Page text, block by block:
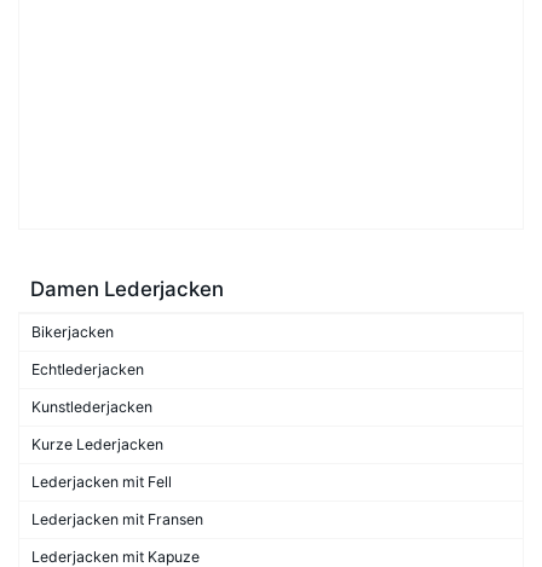
Damen Lederjacken
Bikerjacken
Echtlederjacken
Kunstlederjacken
Kurze Lederjacken
Lederjacken mit Fell
Lederjacken mit Fransen
Lederjacken mit Kapuze